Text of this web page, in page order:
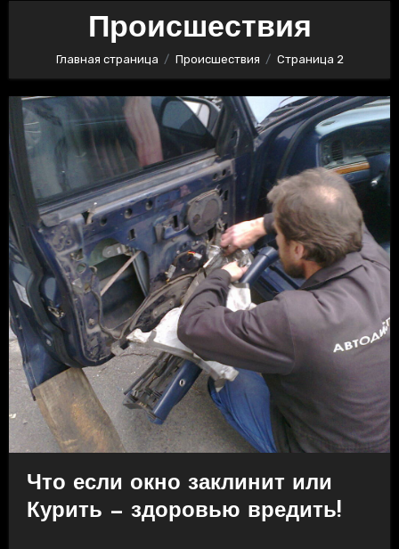
Происшествия
Главная страница Происшествия Страница 2
Что если окно заклинит или
Курить — здоровью вредить!